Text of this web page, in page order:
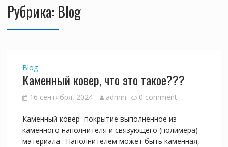
Рубрика: Blog
Blog
Каменный ковер, что это такое???
16 сентября, 2024 admin 0 comment
Каменный ковер- покрытие выполненное из
каменного наполнителя и связующего (полимера)
материала . Наполнителем может быть каменная,